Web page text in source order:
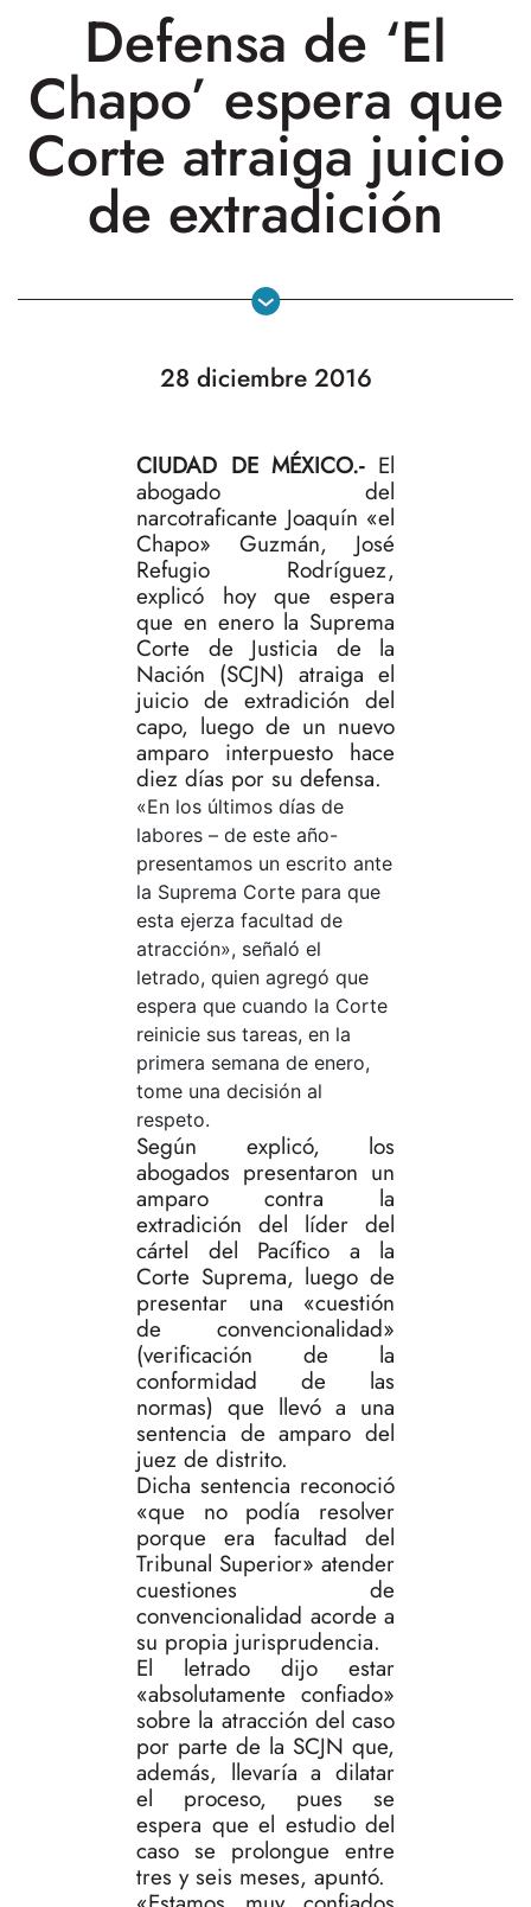
Defensa de ‘El
Chapo’ espera que
Corte atraiga juicio
de extradición
28 diciembre 2016
CIUDAD DE MÉXICO.-El
abogado del
narcotraficante Joaquín «el
Chapo» Guzmán, José
Refugio Rodríguez,
explicó hoy que espera
que en enero la Suprema
Corte de Justicia de la
Nación (SCJN) atraiga el
juicio de extradición del
capo, luego de un nuevo
amparo interpuesto hace
diez días por su defensa.
«En los últimos días de
labores – de este año-
presentamos un escrito ante
la Suprema Corte para que
esta ejerza facultad de
atracción», señaló el
letrado, quien agregó que
espera que cuando la Corte
reinicie sus tareas, en la
primera semana de enero,
tome una decisión al
respeto.
Según explicó, los
abogados presentaron un
amparo contra la
extradición del líder del
cártel del Pacífico a la
Corte Suprema, luego de
presentar una «cuestión
de convencionalidad»
(verificación de la
conformidad de las
normas) que llevó a una
sentencia de amparo del
juez de distrito.
Dicha sentencia reconoció
«que no podía resolver
porque era facultad del
Tribunal Superior» atender
cuestiones de
convencionalidad acorde a
su propia jurisprudencia.
El letrado dijo estar
«absolutamente confiado»
sobre la atracción del caso
por parte de la SCJN que,
además, llevaría a dilatar
el proceso, pues se
espera que el estudio del
caso se prolongue entre
tres y seis meses, apuntó.